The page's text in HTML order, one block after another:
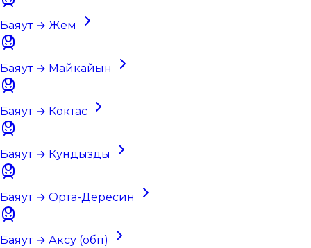
Баяут → Жем
Баяут → Майкайын
Баяут → Коктас
Баяут → Кундызды
Баяут → Орта-Дересин
Баяут → Аксу (обп)